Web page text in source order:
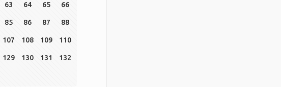
63 64 65 66
85 86 87 88
107 108 109 110
129 130 131 132